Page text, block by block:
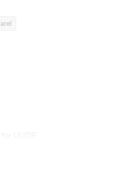
UU01F